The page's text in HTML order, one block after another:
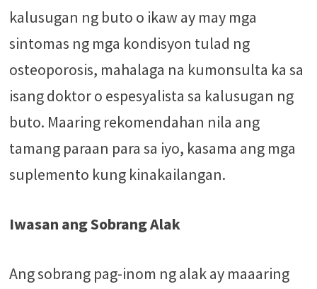
kalusugan ng buto o ikaw ay may mga
sintomas ng mga kondisyon tulad ng
osteoporosis, mahalaga na kumonsulta ka sa
isang doktor o espesyalista sa kalusugan ng
buto. Maaring rekomendahan nila ang
tamang paraan para sa iyo, kasama ang mga
suplemento kung kinakailangan.
Iwasan ang Sobrang Alak
Ang sobrang pag-inom ng alak ay maaaring